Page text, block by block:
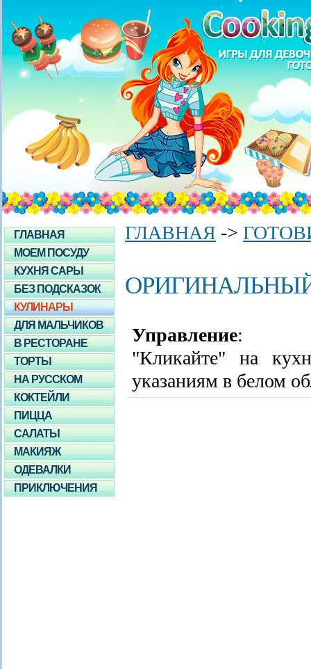
ГЛАВНАЯ
МОЕМ ПОСУДУ
КУХНЯ САРЫ
БЕЗ ПОДСКАЗОК
КУЛИНАРЫ
ДЛЯ МАЛЬЧИКОВ
В РЕСТОРАНЕ
ТОРТЫ
НА РУССКОМ
КОКТЕЙЛИ
ПИЦЦА
САЛАТЫ
МАКИЯЖ
ОДЕВАЛКИ
ПРИКЛЮЧЕНИЯ
ГЛАВНАЯ ->
Управление:
"Кликайте" на
указаниям в белом